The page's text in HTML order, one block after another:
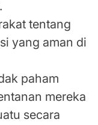
tentang
yang aman di
paham
mereka
secara